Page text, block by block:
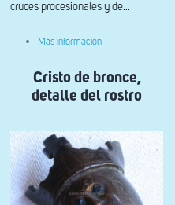
cruces procesionales y de...
Más información
bronce,
del
pureza
Cristo de bronce,
detalle del rostro